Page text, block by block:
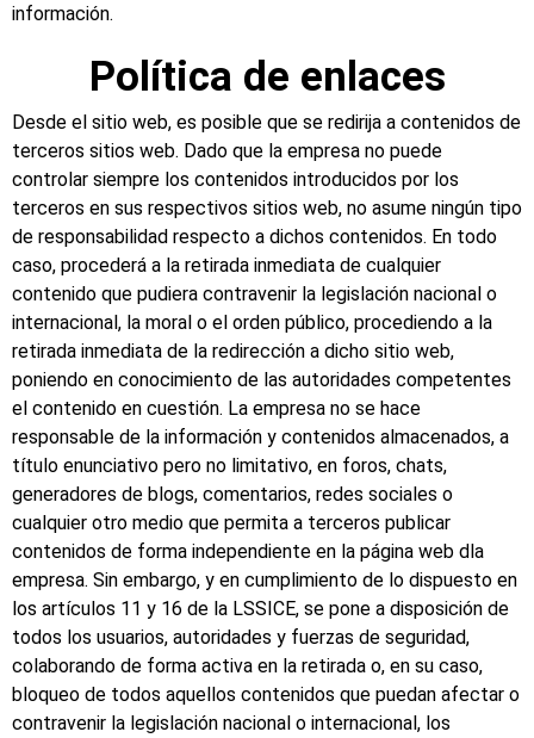
información.
Política de enlaces
Desde el sitio web, es posible que se redirija a contenidos de
terceros sitios web. Dado que la empresa no puede
controlar siempre los contenidos introducidos por los
terceros en sus respectivos sitios web, no asume ningún tipo
de responsabilidad respecto a dichos contenidos. En todo
caso, procederá a la retirada inmediata de cualquier
contenido que pudiera contravenir la legislación nacional o
internacional, la moral o el orden público, procediendo a la
retirada inmediata de la redirección a dicho sitio web,
poniendo en conocimiento de las autoridades competentes
el contenido en cuestión. La empresa no se hace
responsable de la información y contenidos almacenados, a
título enunciativo pero no limitativo, en foros, chats,
generadores de blogs, comentarios, redes sociales o
cualquier otro medio que permita a terceros publicar
contenidos de forma independiente en la página web dla
empresa. Sin embargo, y en cumplimiento de lo dispuesto en
los artículos 11 y 16 de la LSSICE, se pone a disposición de
todos los usuarios, autoridades y fuerzas de seguridad,
colaborando de forma activa en la retirada o, en su caso,
bloqueo de todos aquellos contenidos que puedan afectar o
contravenir la legislación nacional o internacional, los